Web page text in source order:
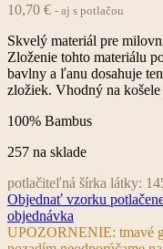
10,70 € - aj s potlačou
Skvelý materiál pre
Zloženie tohto materiálu
bavlny a ľanu dosahuje
zložiek. Vhodný na
100% Bambus
257 na sklade
potlačiteľná šírka látky:
Objednať vzorku
objednávka
UPOZORNENIE: tmavé